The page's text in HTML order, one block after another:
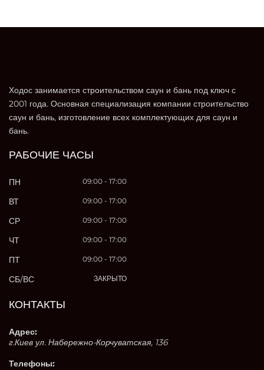
Ходос занимается строительством саун и бань под ключ с
2001 года. Основная специализация компании строительство
саун и бань, изготовление всех комплектующих для саун и
бань.
РАБОЧИЕ ЧАСЫ
ПН 09:00 - 17:00
ВТ 09:00 - 17:00
СР 09:00 - 17:00
ЧТ 09:00 - 17:00
ПТ 09:00 - 17:00
СБ/ВС ЗАКРЫТО
КОНТАКТЫ
Адрес:
г.Киев ул. Набережно-Корчуватская, 136
Телефоны: